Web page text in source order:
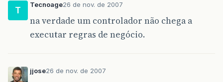
T
Tecnoage26 de nov. de 2007
na verdade um controlador não chega a
executar regras de negócio.
jjose26 de nov. de 2007